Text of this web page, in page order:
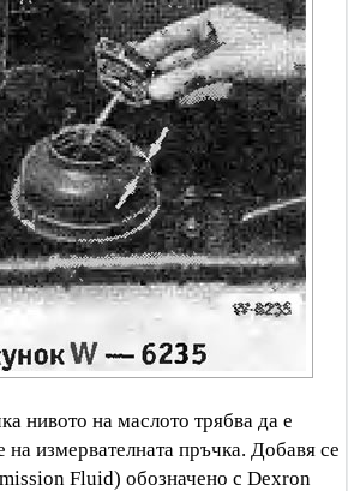
нивото на маслото трябва да е
измервателната пръчка. Добавя се
Fluid) обозначено с Dexron